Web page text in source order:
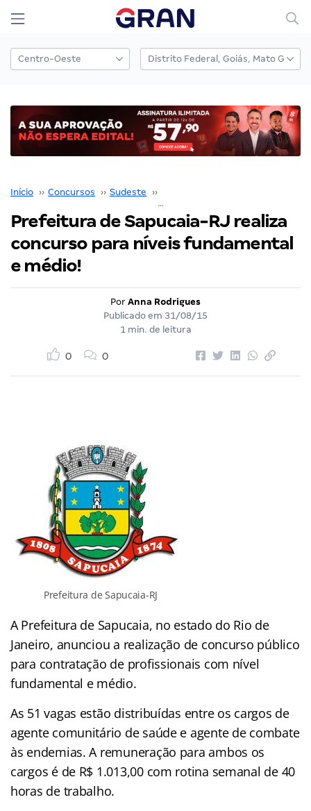
Início ›› Concursos ›› Sudeste ››
Prefeitura de Sapucaia-RJ realiza
concurso para níveis fundamental
e médio!
Por Anna Rodrigues
Publicado em 31/08/15
1 min. de leitura
0 0
Prefeitura de Sapucaia-RJ
A Prefeitura de Sapucaia, no estado do Rio de
Janeiro, anunciou a realização de concurso público
para contratação de profissionais com nível
fundamental e médio.
As 51 vagas estão distribuídas entre os cargos de
agente comunitário de saúde e agente de combate
às endemias. A remuneração para ambos os
cargos é de R$ 1.013,00 com rotina semanal de 40
horas de trabalho.